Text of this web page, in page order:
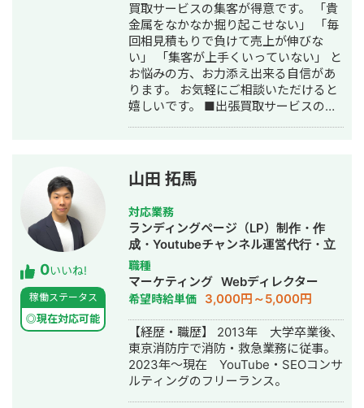
買取サービスの集客が得意です。 「貴
金属をなかなか掘り起こせない」 「毎
回相見積もりで負けて売上が伸びな
い」 「集客が上手くいっていない」 と
お悩みの方、お力添え出来る自信があ
ります。 お気軽にご相談いただけると
嬉しいです。 ■出張買取サービスの集
ケ支援会社（当時社員7名）にインター
ンとして参画し、案件獲得に向けた自
社集客（SEO・Web広告運用・LP制
作・YouTubeチャンネル運用・メール
マーケティング等）を担当。 2022年3
月 名古屋大学理学部数学科卒。 2022
年4月〜 Webマーケ会社勤務。人材
系クライアントを主に担当。 2024年11
月 これまでの経験を活かして独立し、
株式会社プラマーケを設立。 ホームペ
ージ：https://plumarke.co.jp/ ■実績
（※一部抜粋） #広告運用 ・出張買取
サービスにて、ROAS350%など、好調
な事例が複数あり。 ・StockSun営業
代行サービス「カリトルくん」、
0いいね!
稼働ステータス
◎現在対応可能
山田 拓馬
対応業務
ランディングページ（LP）制作・作
成・Youtubeチャンネル運営代行・立
ち上げ・SEO対策・SNS運用代行・記
事作成代行・ライティング・バナー制
作・デザイン・ロゴデザイン・作成・
オウンドメディア制作・構築・運用代
行・動画制作・動画編集
職種
マーケティング Webディレクター
希望時給単価 3,000円～5,000円
【経歴・職歴】 2013年 大学卒業後、
東京消防庁で消防・救急業務に従事。
2023年〜現在 YouTube・SEOコンサ
ルティングのフリーランス。